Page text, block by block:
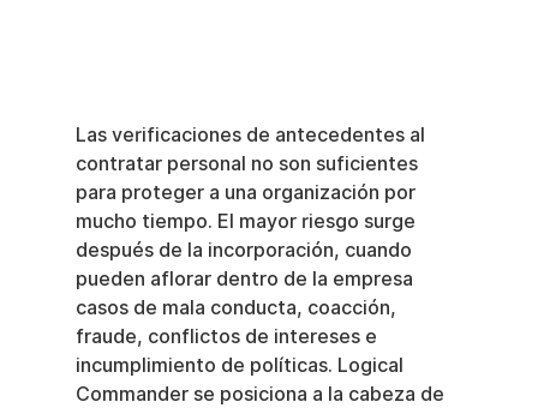
Las verificaciones de antecedentes al
contratar personal no son suficientes
para proteger a una organización por
mucho tiempo. El mayor riesgo surge
después de la incorporación, cuando
pueden aflorar dentro de la empresa
casos de mala conducta, coacción,
fraude, conflictos de intereses e
incumplimiento de políticas. Logical
Commander se posiciona a la cabeza de